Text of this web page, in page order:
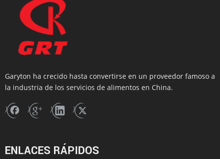
Garyton ha crecido hasta convertirse en un proveedor famoso a
la industria de los servicios de alimentos en China.
ENLACES RÁPIDOS